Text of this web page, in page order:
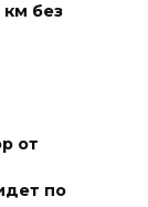
км без
от
по